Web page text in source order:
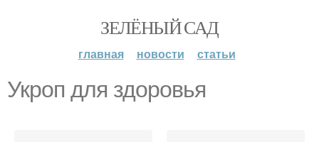
ЗЕЛЁНЫЙ САД
главная новости статьи
Укроп для здоровья